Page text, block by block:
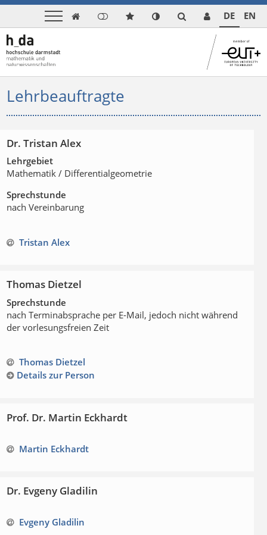
 DE EN
Lehrbeauftragte
Dr. Tristan Alex
Lehrgebiet
Mathematik / Differentialgeometrie
Sprechstunde
nach Vereinbarung
Tristan Alex
Thomas Dietzel
Sprechstunde
nach Terminabsprache per E-Mail, jedoch nicht während
der vorlesungsfreien Zeit
Thomas Dietzel
Details zur Person
Prof. Dr. Martin Eckhardt
Martin Eckhardt
Dr. Evgeny Gladilin
Evgeny Gladilin